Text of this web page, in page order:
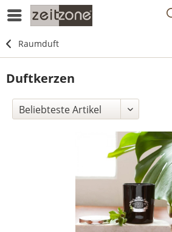
Raumduft
Duftkerzen